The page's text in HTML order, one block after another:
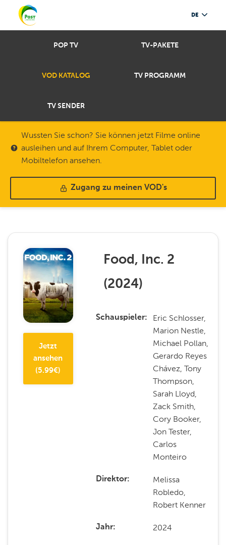
DE
POP TV TV-PAKETE
VOD KATALOG TV PROGRAMM
TV SENDER
Wussten Sie schon? Sie können jetzt Filme online
ausleihen und auf Ihrem Computer, Tablet oder
Mobiltelefon ansehen.
Zugang zu meinen VOD's
Jetzt
ansehen
(5.99€)
Food, Inc. 2
(2024)
Schauspieler
Eric Schlosser,
Marion Nestle,
Michael Pollan,
Gerardo Reyes
Chávez, Tony
Thompson,
Sarah Lloyd,
Zack Smith,
Cory Booker,
Jon Tester,
Carlos
Monteiro
Direktor
Melissa
Robledo,
Robert Kenner
Jahr 2024